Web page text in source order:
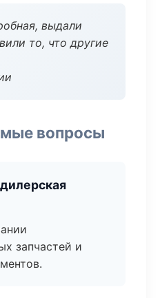
выдали
то, что другие
вопросы
запчастей и